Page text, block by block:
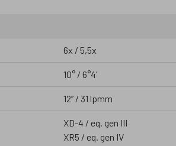
6x / 5,5x
10° / 6°4’
12” / 31 lpmm
XD-4 / eq. gen III
XR5 / eq. gen IV